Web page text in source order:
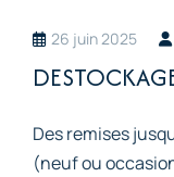
26 juin 2025
Des remises
(neuf ou